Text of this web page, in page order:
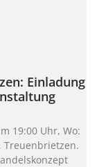
Einladung
19:00 Uhr, Wo:
Treuenbrietzen.